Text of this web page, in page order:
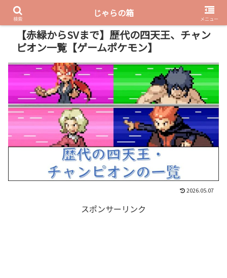
PR
【赤緑からSVまで】歴代の四天王、チャン
ピオン一覧【ゲームポケモン】
2026.05.07
スポンサーリンク
検索
じゃらの箱
メニュー